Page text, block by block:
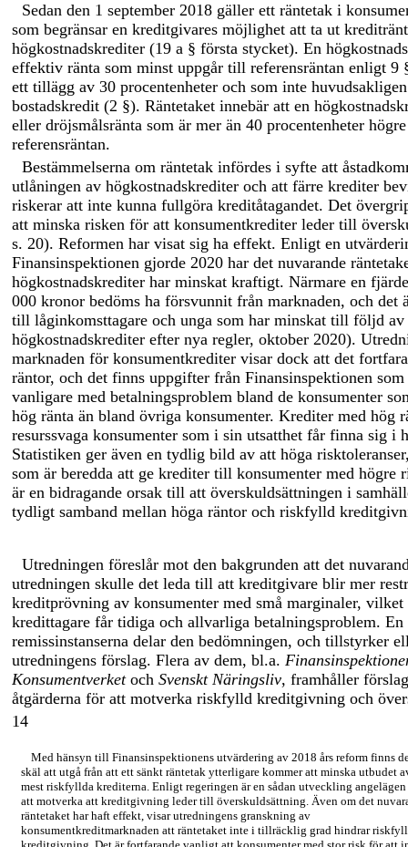
Sedan den 1 september 2018 gäller ett räntetak i
som begränsar en kreditgivares möjlighet att ta ut
högkostnadskrediter (19 a § första stycket). En
effektiv ränta som minst uppgår till referensräntan enligt 9
ett tillägg av 30 procentenheter och som inte
bostadskredit (2 §). Räntetaket innebär att en
eller dröjsmålsränta som är mer än 40 procentenheter
referensräntan.
Bestämmelserna om räntetak infördes i syfte att
utlåningen av högkostnadskrediter och att färre krediter
riskerar att inte kunna fullgöra kreditåtagandet. Det
att minska risken för att konsumentkrediter leder till
s. 20). Reformen har visat sig ha effekt. Enligt en
Finansinspektionen gjorde 2020 har det nuvarande
högkostnadskrediter har minskat kraftigt. Närmare en
000 kronor bedöms ha försvunnit från marknaden, och
till låginkomsttagare och unga som har minskat till följd
högkostnadskrediter efter nya regler, oktober 2020).
marknaden för konsumentkrediter visar dock att det
räntor, och det finns uppgifter från Finansinspektionen
vanligare med betalningsproblem bland de konsumenter
hög ränta än bland övriga konsumenter. Krediter med hög
resurssvaga konsumenter som i sin utsatthet får finna sig i
Statistiken ger även en tydlig bild av att höga
som är beredda att ge krediter till konsumenter med högre
är en bidragande orsak till att överskuldsättningen i
tydligt samband mellan höga räntor och riskfylld
Utredningen föreslår mot den bakgrunden att det
utredningen skulle det leda till att kreditgivare blir mer
kreditprövning av konsumenter med små marginaler,
kredittagare får tidiga och allvarliga betalningsproblem.
remissinstanserna delar den bedömningen, och tillstyrker
utredningens förslag. Flera av dem, bl.a.
Konsumentverket och Svenskt Näringsliv, framhåller
åtgärderna för att motverka riskfylld kreditgivning och
14
Med hänsyn till Finansinspektionens utvärdering av 2018 års reform finns
skäl att utgå från att ett sänkt räntetak ytterligare kommer att minska utbudet
mest riskfyllda krediterna. Enligt regeringen är en sådan utveckling
att motverka att kreditgivning leder till överskuldsättning. Även om det
räntetaket har haft effekt, visar utredningens granskning av
konsumentkreditmarknaden att räntetaket inte i tillräcklig grad hindrar